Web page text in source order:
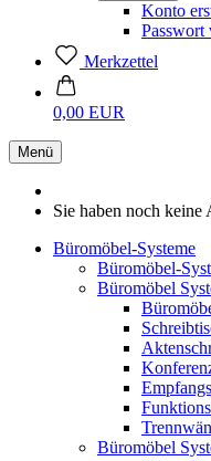
Konto
Passwort
Merkzettel
0,00 EUR
Menü
Sie haben noch
Büromöbel-Systeme
Büromöbel-
Büromöbel
Büromöbel